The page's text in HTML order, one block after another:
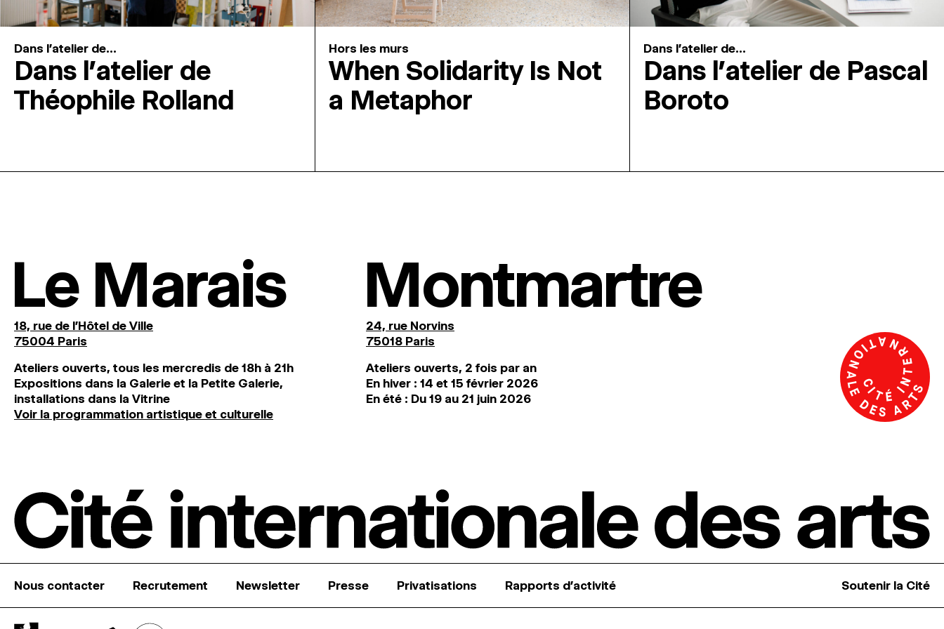
Dans l'atelier de...
Dans l’atelier de
Théophile Rolland
Hors les murs
When Solidarity Is Not
a Metaphor
Dans l'atelier de...
Dans l’atelier de Pascal
Boroto
Le Marais
18, rue de l'Hôtel de Ville
75004 Paris
Ateliers ouverts, tous les mercredis de 18h à 21h
Expositions dans la Galerie et la Petite Galerie,
installations dans la Vitrine
Voir la programmation artistique et culturelle
Montmartre
24, rue Norvins
75018 Paris
Ateliers ouverts, 2 fois par an
En hiver : 14 et 15 février 2026
En été : Du 19 au 21 juin 2026
Nous contacter Recrutement Newsletter Presse Privatisations Rapports d’activité Soutenir la Cité